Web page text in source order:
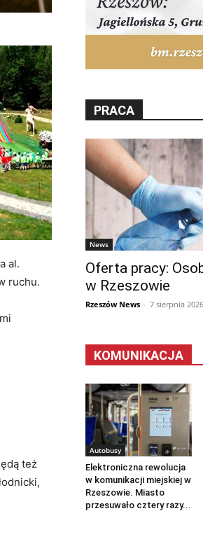
al.
ruchu.
też
PRACA
News
Oferta pracy:
w Rzeszowie
Rzeszów News - 7 sierpnia
KOMUNIKACJA
Autobusy
Elektroniczna rewolucja
w komunikacji miejskiej w
Rzeszowie. Miasto
przesuwało cztery razy...